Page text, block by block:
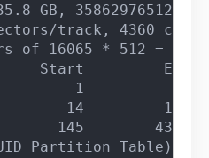
GB, 35862976512
track, 4360
of 16065 * 512 =
Start         End
1          13
14         144
145        4360
(GUID Partition